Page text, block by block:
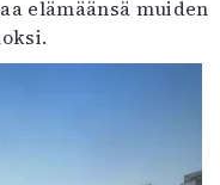
elämäänsä muiden